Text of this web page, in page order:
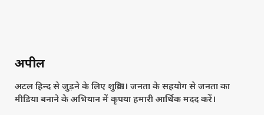
अपील
अटल हिन्द से जुड़ने के लिए शुक्रिया। जनता के सहयोग से जनता का
मीडिया बनाने के अभियान में कृपया हमारी आर्थिक मदद करें।